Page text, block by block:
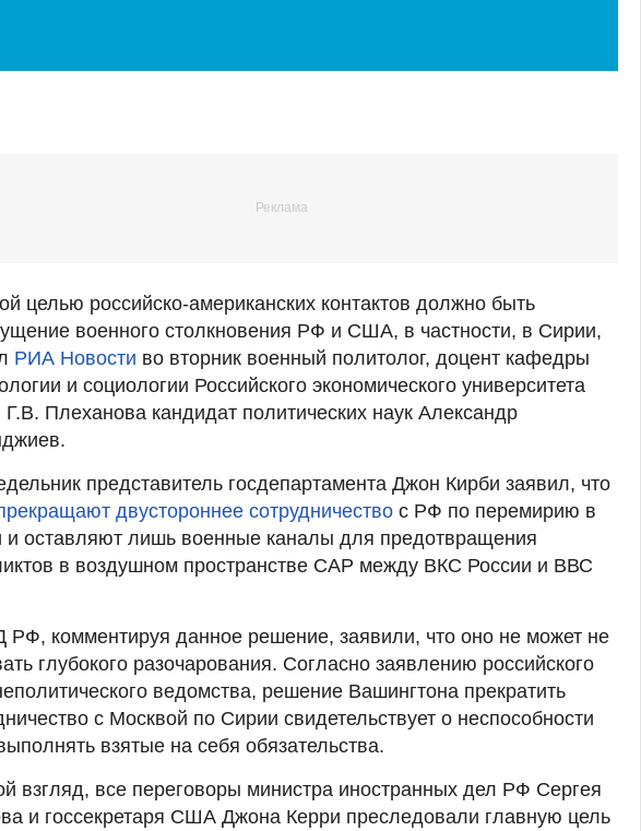
целью российско-американских контактов должно быть
военного столкновения РФ и США, в частности, в Сирии,
РИА Новости во вторник военный политолог, доцент кафедры
и социологии Российского экономического университета
Г.В. Плеханова кандидат политических наук Александр
представитель госдепартамента Джон Кирби заявил, что
двустороннее сотрудничество с РФ по перемирию в
и оставляют лишь военные каналы для предотвращения
в воздушном пространстве САР между ВКС России и ВВС
комментируя данное решение, заявили, что оно не может не
глубокого разочарования. Согласно заявлению российского
ведомства, решение Вашингтона прекратить
с Москвой по Сирии свидетельствует о неспособности
взятые на себя обязательства.
взгляд, все переговоры министра иностранных дел РФ Сергея
и госсекретаря США Джона Керри преследовали главную цель